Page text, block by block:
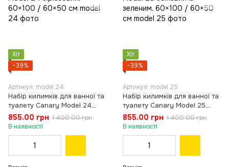
Хіт
−39%
Артикул: model 24
Набір килимків для ванної та
туалету Canary Model 24
бірюзовий, 60×100 / 60×50
см
855.00 грн 1 400.00 грн
В наявності
Хіт
−39%
Артикул: model 25
Набір килимків для ванної та
туалету Canary Model 25
бежевий із зеленим, 60×100
/ 60×50 см
855.00 грн 1 400.00 грн
В наявності